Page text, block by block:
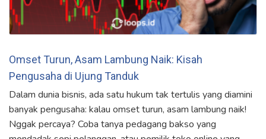
Omset Turun, Asam Lambung Naik: Kisah
Pengusaha di Ujung Tanduk
Dalam dunia bisnis, ada satu hukum tak tertulis yang diamini
banyak pengusaha: kalau omset turun, asam lambung naik!
Nggak percaya? Coba tanya pedagang bakso yang